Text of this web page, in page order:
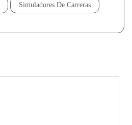
Simuladores De Carreras